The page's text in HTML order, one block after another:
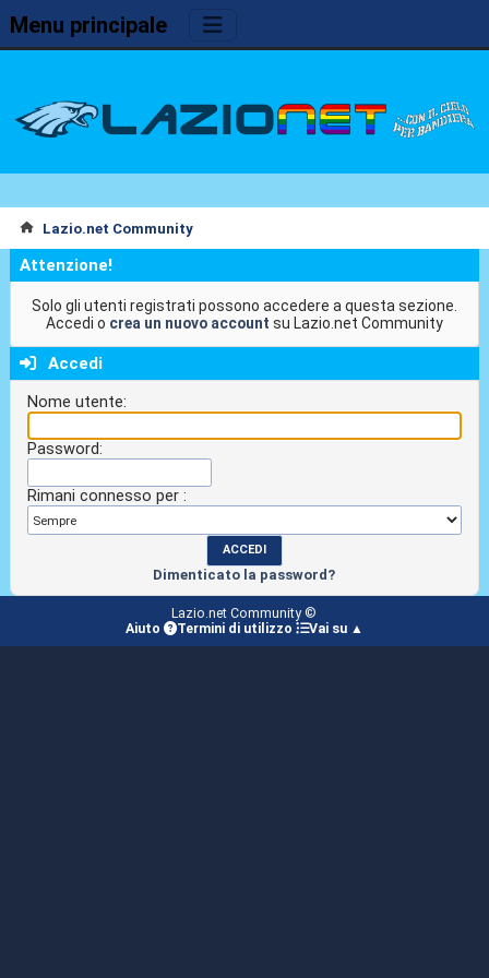
Menu principale
Lazio.net Community
Attenzione!
Solo gli utenti registrati possono accedere a questa sezione.
Accedi o crea un nuovo account su Lazio.net Community
Accedi
Nome utente:
Password:
Rimani connesso per :
Dimenticato la password?
Lazio.net Community ©
Aiuto
Termini di utilizzo Vai su ▲